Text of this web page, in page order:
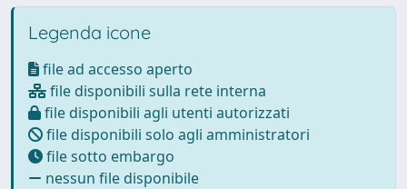
Legenda icone
file ad accesso aperto
file disponibili sulla rete interna
file disponibili agli utenti autorizzati
file disponibili solo agli amministratori
file sotto embargo
nessun file disponibile